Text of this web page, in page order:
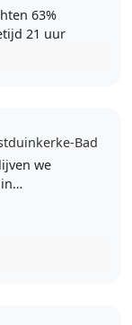
63%
21 uur
Bad
we
14/8 willen